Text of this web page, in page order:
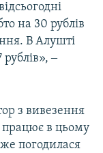
на 30 рублів
В Алушті
‒
з вивезення
працює в цьому
погодилася